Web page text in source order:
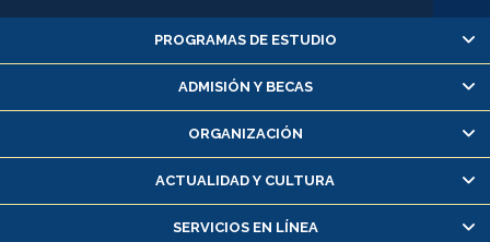
Alumnas/os y exalumnas/os
Matrícula en línea
Inscripción y cambio de asignaturas
Consulta y certificado de notas
Servicio médico y dental
Pago de arancel y crédito alumnos
PROGRAMAS DE ESTUDIO
ADMISIÓN Y BECAS
ORGANIZACIÓN
ACTUALIDAD Y CULTURA
SERVICIOS EN LÍNEA